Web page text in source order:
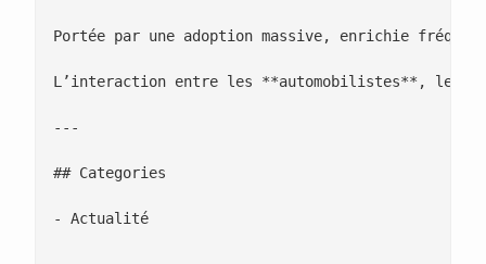
Portée par une adoption massive, enrichie
L’interaction entre les **automobilistes**, les
---
## Categories
- Actualité